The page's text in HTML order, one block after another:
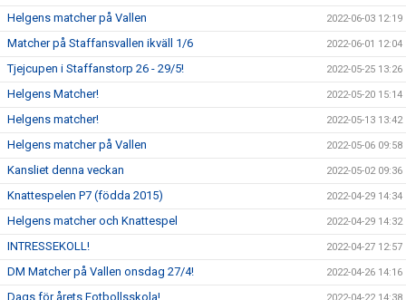
Helgens matcher på Vallen 2022-06-03 12:19
Matcher på Staffansvallen ikväll 1/6 2022-06-01 12:04
Tjejcupen i Staffanstorp 26 - 29/5! 2022-05-25 13:26
Helgens Matcher! 2022-05-20 15:14
Helgens matcher! 2022-05-13 13:42
Helgens matcher på Vallen 2022-05-06 09:58
Kansliet denna veckan 2022-05-02 09:36
Knattespelen P7 (födda 2015) 2022-04-29 14:34
Helgens matcher och Knattespel 2022-04-29 14:32
INTRESSEKOLL! 2022-04-27 12:57
DM Matcher på Vallen onsdag 27/4! 2022-04-26 14:16
Dags för årets Fotbollsskola!